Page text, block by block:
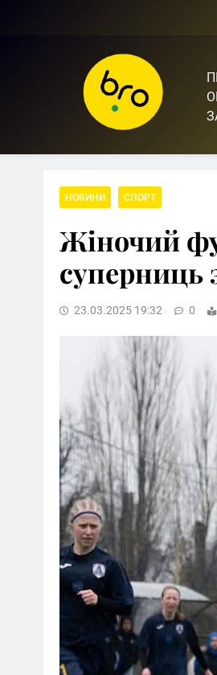
Bro.org.ua |
НОВИНИ СПОРТ
Жіночий
суперниць
23.03.2025 19:32 0